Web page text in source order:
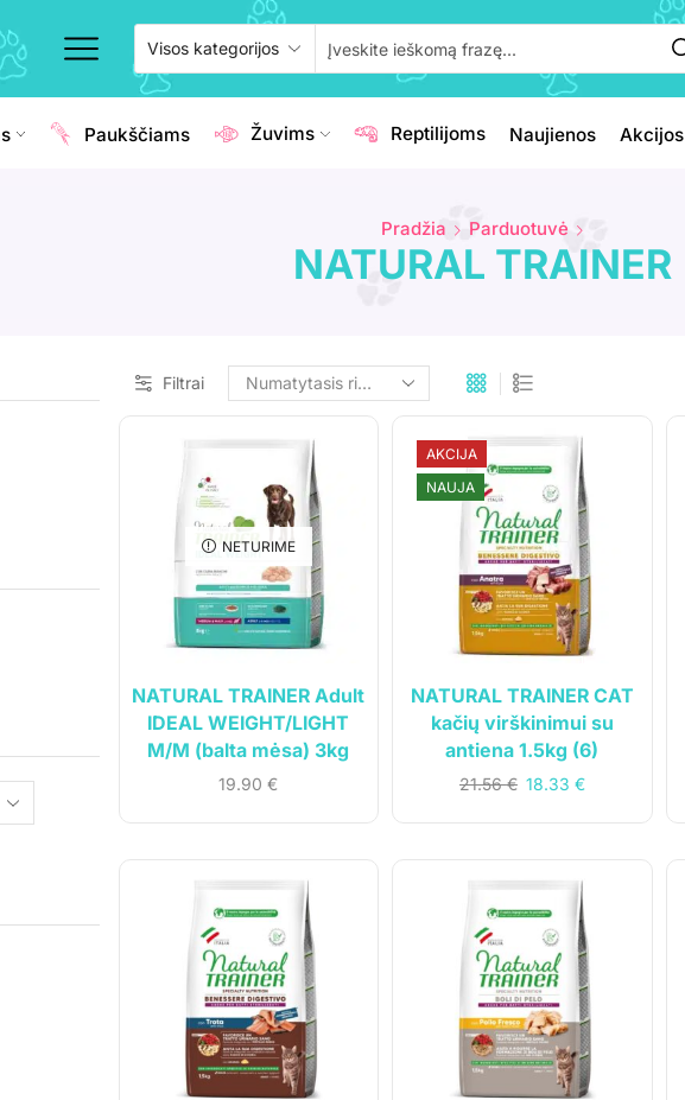
Paukščiams Žuvims Reptilijoms Naujienos Akcijos
Pradžia Parduotuvė
NATURAL TRAINER
Filtrai
NETURIME
NATURAL TRAINER Adult
IDEAL WEIGHT/LIGHT
M/M (balta mėsa) 3kg
19.90€
AKCIJA
NAUJA
NATURAL TRAINER CAT
kačių virškinimui su
antiena 1.5kg (6)
21.56€ 18.33 €